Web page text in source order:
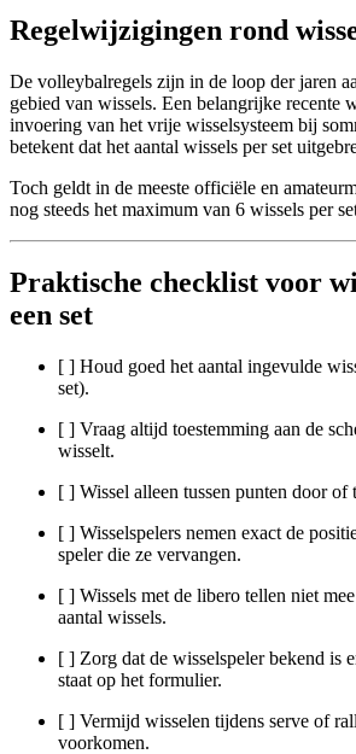
Regelwijzigingen rond
De volleybalregels zijn in de loop der jaren
gebied van wissels. Een belangrijke recente
invoering van het vrije wisselsysteem bij
betekent dat het aantal wissels per set
Toch geldt in de meeste officiële en
nog steeds het maximum van 6 wissels per
Praktische checklist voor
een set
[ ] Houd goed het aantal ingevulde
set).
[ ] Vraag altijd toestemming aan de
wisselt.
[ ] Wissel alleen tussen punten door of
[ ] Wisselspelers nemen exact de
speler die ze vervangen.
[ ] Wissels met de libero tellen niet
aantal wissels.
[ ] Zorg dat de wisselspeler bekend is
staat op het formulier.
[ ] Vermijd wisselen tijdens serve of
voorkomen.